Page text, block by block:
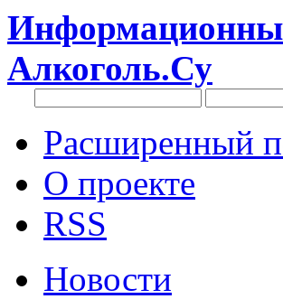
Алкоголь.Су
Расширенный
О проекте
RSS
Новости